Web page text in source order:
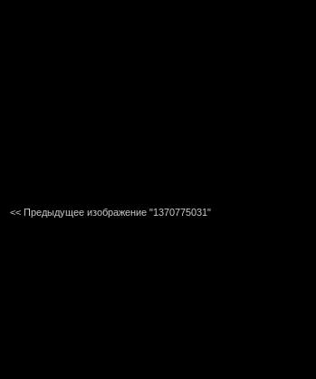
<< Предыдущее изображение "1370775031"